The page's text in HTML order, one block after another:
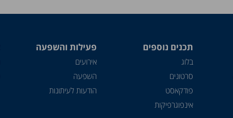
תכנים נוספים
בלוג
סרטונים
פודקאסט
אינפוגרפיקות
פעילות והשפעה
אירועים
השפעה
הודעות לעיתונות